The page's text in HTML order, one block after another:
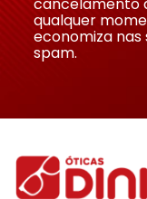
qualquer
economiza
spam.